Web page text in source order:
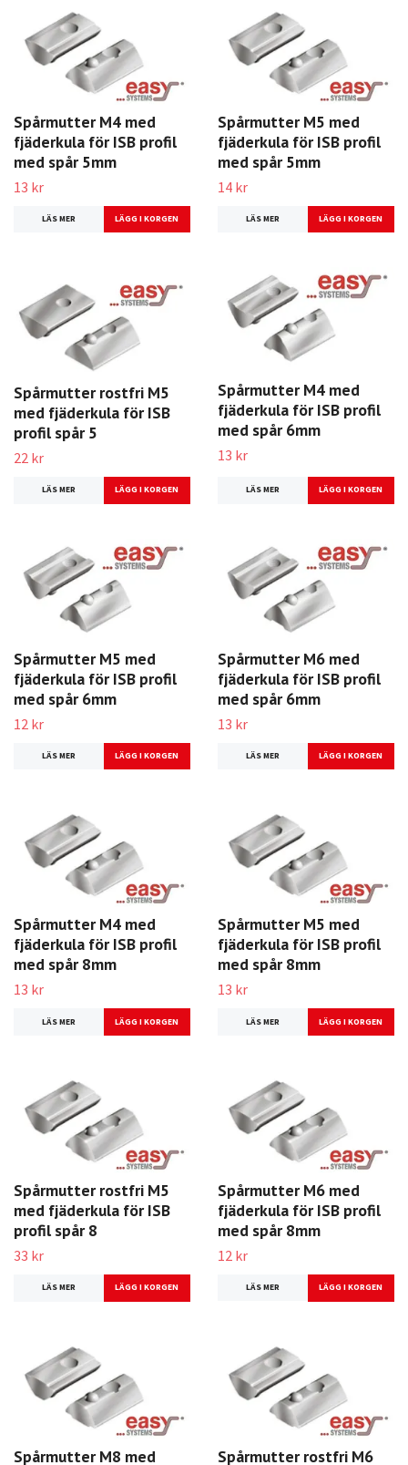
Spårmutter M4 med
fjäderkula för ISB profil
med spår 5mm
13 kr
LÄS MER
Spårmutter M5 med
fjäderkula för ISB profil
med spår 5mm
14 kr
LÄS MER
Spårmutter rostfri M5
med fjäderkula för ISB
profil spår 5
22 kr
LÄS MER
Spårmutter M4 med
fjäderkula för ISB profil
med spår 6mm
13 kr
LÄS MER
Spårmutter M5 med
fjäderkula för ISB profil
med spår 6mm
12 kr
LÄS MER
Spårmutter M6 med
fjäderkula för ISB profil
med spår 6mm
13 kr
LÄS MER
Spårmutter M4 med
fjäderkula för ISB profil
med spår 8mm
13 kr
LÄS MER
Spårmutter M5 med
fjäderkula för ISB profil
med spår 8mm
13 kr
LÄS MER
Spårmutter rostfri M5
med fjäderkula för ISB
profil spår 8
33 kr
LÄS MER
Spårmutter M6 med
fjäderkula för ISB profil
med spår 8mm
12 kr
LÄS MER
Spårmutter M8 med
Spårmutter rostfri M6